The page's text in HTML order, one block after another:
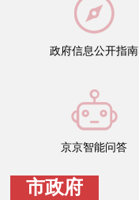
个人服务
便民服务
中介服务
政民互动
12345网上接诉即办
政府信息公开指南
京京智能问答
市政府